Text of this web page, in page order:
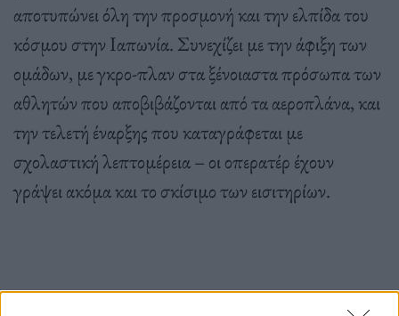
αποτυπώνει όλη την προσμονή και την ελπίδα του
κόσμου στην Ιαπωνία. Συνεχίζει με την άφιξη των
ομάδων, με γκρο-πλαν στα ξένοιαστα πρόσωπα των
αθλητών που αποβιβάζονται από τα αεροπλάνα, και
την τελετή έναρξης που καταγράφεται με
σχολαστική λεπτομέρεια – οι οπερατέρ έχουν
γράψει ακόμα και το σκίσιμο των εισιτηρίων.